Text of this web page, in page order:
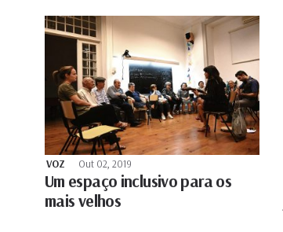
VOZ Out 02, 2019
Um espaço inclusivo para os
mais velhos